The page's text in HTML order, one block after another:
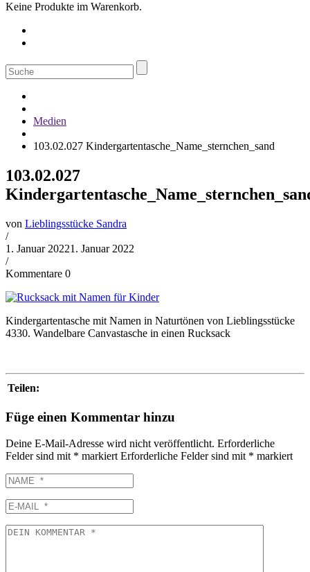
Keine Produkte im Warenkorb.
Suche
nach:
Medien
103.02.027 Kindergartentasche_Name_sternchen_sand
103.02.027
von Lieblingsstücke Sandra
/
1. Januar 20221. Januar 2022
/
Kommentare 0
Kindergartentasche mit Namen in Naturtönen von Lieblingsstücke
4330. Wandelbare Canvastasche in einen Rucksack
Teilen:
Füge einen Kommentar hinzu
Deine E-Mail-Adresse wird nicht veröffentlicht. Erforderliche
Felder sind mit * markiert Erforderliche Felder sind mit * markiert